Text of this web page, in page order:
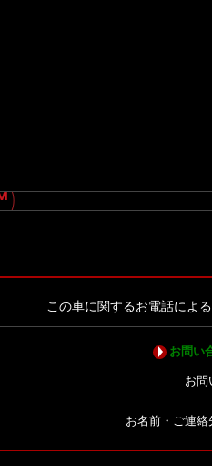
この車に関するお電話によ
お問い
お問
お名前・ご連